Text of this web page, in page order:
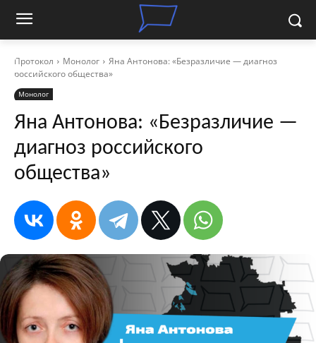
Протокол Монолог
Яна Антонова: «Безразличие — диагноз
российского общества»
Монолог
Яна Антонова: «Безразличие —
диагноз российского
общества»